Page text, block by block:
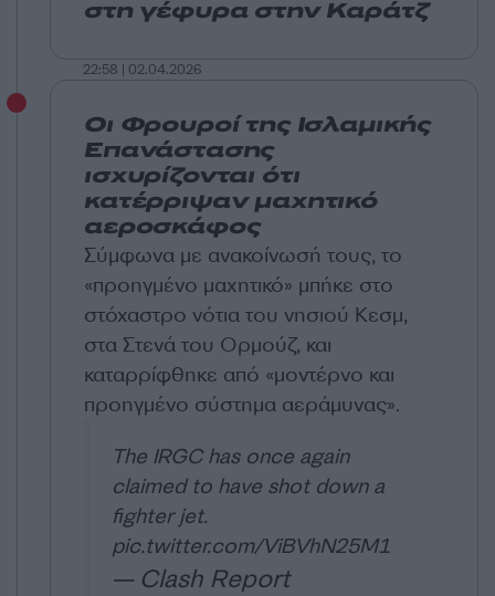
στη γέφυρα στην Καράτζ
22:58 | 02.04.2026
Οι Φρουροί της Ισλαμικής
Επανάστασης
ισχυρίζονται ότι
κατέρριψαν μαχητικό
αεροσκάφος
Σύμφωνα με ανακοίνωσή τους, το
«προηγμένο μαχητικό» μπήκε στο
στόχαστρο νότια του νησιού Κεσμ,
στα Στενά του Ορμούζ, και
καταρρίφθηκε από «μοντέρνο και
προηγμένο σύστημα αεράμυνας».
The IRGC has once again
claimed to have shot down a
fighter jet.
pic.twitter.com/ViBVhN25M1
— Clash Report